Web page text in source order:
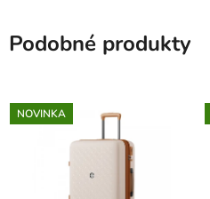
Podobné produkty
NOVINKA